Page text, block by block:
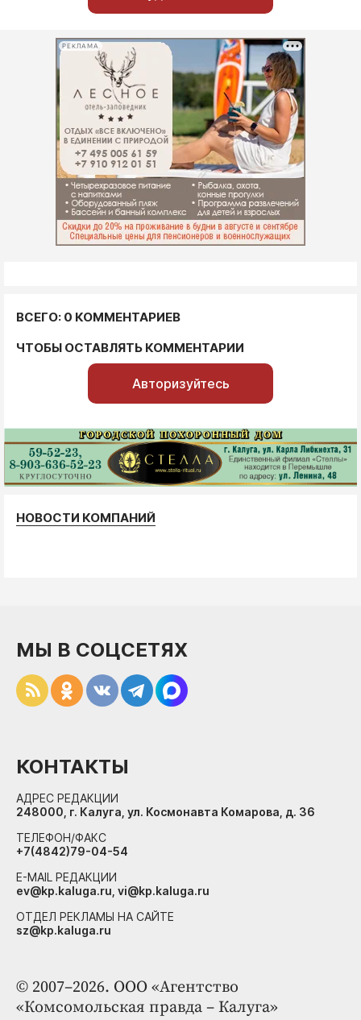
РЕКЛАМА
ВСЕГО: 0 КОММЕНТАРИЕВ
ЧТОБЫ ОСТАВЛЯТЬ КОММЕНТАРИИ
Авторизуйтесь
НОВОСТИ КОМПАНИЙ
© 2007–2026. ООО «Агентство
«Комсомольская правда – Калуга»
МЫ В СОЦСЕТЯХ
КОНТАКТЫ
АДРЕС РЕДАКЦИИ
248000, г. Калуга, ул. Космонавта Комарова, д. 36
ТЕЛЕФОН/ФАКС
+7(4842)79-04-54
E-MAIL РЕДАКЦИИ
ev@kp.kaluga.ru, vi@kp.kaluga.ru
ОТДЕЛ РЕКЛАМЫ НА САЙТЕ
sz@kp.kaluga.ru